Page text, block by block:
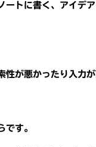
ートに書く、アイデ
が悪かったり入力が
です。